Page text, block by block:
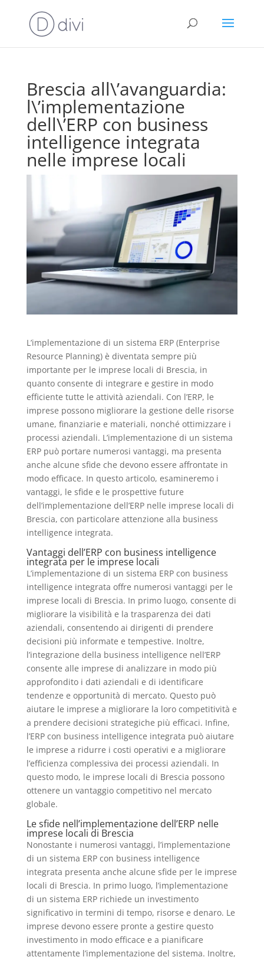
Brescia all\’avanguardia:
l\’implementazione
dell\’ERP con business
intelligence integrata
nelle imprese locali
L’implementazione di un sistema ERP (Enterprise
Resource Planning) è diventata sempre più
importante per le imprese locali di Brescia, in
quanto consente di integrare e gestire in modo
efficiente tutte le attività aziendali. Con l’ERP, le
imprese possono migliorare la gestione delle risorse
umane, finanziarie e materiali, nonché ottimizzare i
processi aziendali. L’implementazione di un sistema
ERP può portare numerosi vantaggi, ma presenta
anche alcune sfide che devono essere affrontate in
modo efficace. In questo articolo, esamineremo i
vantaggi, le sfide e le prospettive future
dell’implementazione dell’ERP nelle imprese locali di
Brescia, con particolare attenzione alla business
intelligence integrata.
Vantaggi dell’ERP con business intelligence
integrata per le imprese locali
L’implementazione di un sistema ERP con business
intelligence integrata offre numerosi vantaggi per le
imprese locali di Brescia. In primo luogo, consente di
migliorare la visibilità e la trasparenza dei dati
aziendali, consentendo ai dirigenti di prendere
decisioni più informate e tempestive. Inoltre,
l’integrazione della business intelligence nell’ERP
consente alle imprese di analizzare in modo più
approfondito i dati aziendali e di identificare
tendenze e opportunità di mercato. Questo può
aiutare le imprese a migliorare la loro competitività e
a prendere decisioni strategiche più efficaci. Infine,
l’ERP con business intelligence integrata può aiutare
le imprese a ridurre i costi operativi e a migliorare
l’efficienza complessiva dei processi aziendali. In
questo modo, le imprese locali di Brescia possono
ottenere un vantaggio competitivo nel mercato
globale.
Le sfide nell’implementazione dell’ERP nelle
imprese locali di Brescia
Nonostante i numerosi vantaggi, l’implementazione
di un sistema ERP con business intelligence
integrata presenta anche alcune sfide per le imprese
locali di Brescia. In primo luogo, l’implementazione
di un sistema ERP richiede un investimento
significativo in termini di tempo, risorse e denaro. Le
imprese devono essere pronte a gestire questo
investimento in modo efficace e a pianificare
attentamente l’implementazione del sistema. Inoltre,